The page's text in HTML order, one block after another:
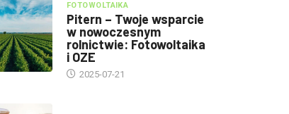
FOTOWOLTAIKA
Pitern – Twoje wsparcie
w nowoczesnym
rolnictwie: Fotowoltaika
i OZE
2025-07-21